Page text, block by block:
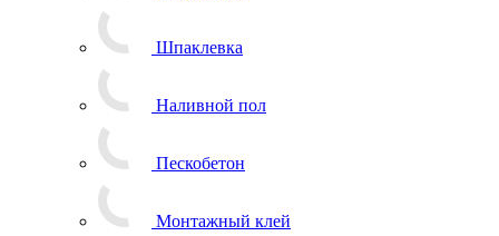
Шпаклевка
Наливной пол
Пескобетон
Монтажный клей